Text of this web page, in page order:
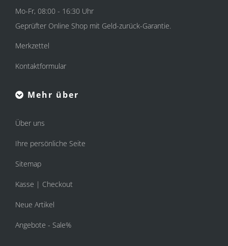
Mo-Fr, 08:00 - 16:30 Uhr
Geprüfter Online Shop mit Geld-zurück-Garantie.
Merkzettel
Kontaktformular
Mehr über
Über uns
Ihre persönliche Seite
Sitemap
Kasse | Checkout
Neue Artikel
Angebote - Sale%